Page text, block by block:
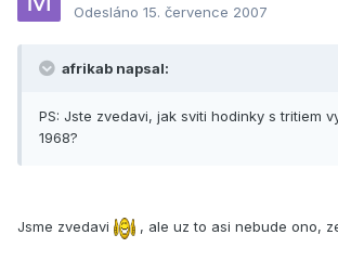
Odesláno 15. července 2007
afrikab napsal:
PS: Jste zvedavi, jak sviti hodinky s tritiem
1968?
Jsme zvedavi , ale uz to asi nebude ono,